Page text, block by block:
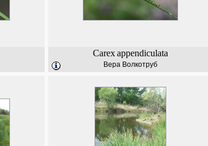
Carexappendiculata
Вера Волкотруб